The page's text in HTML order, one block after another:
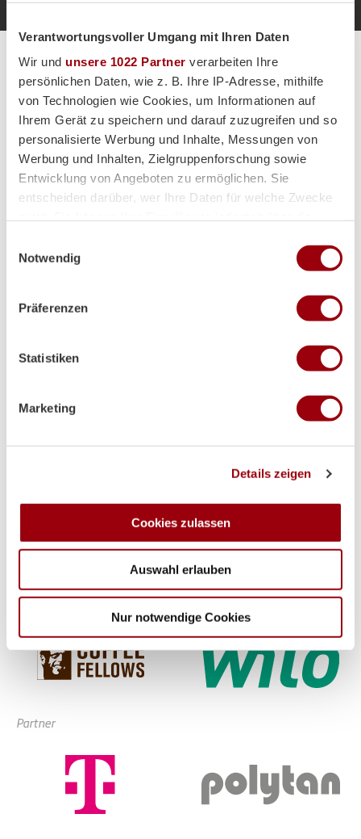
Verantwortungsvoller Umgang mit Ihren Daten
Wir und unsere 1022 Partner verarbeiten Ihre
persönlichen Daten, wie z. B. Ihre IP-Adresse, mithilfe
von Technologien wie Cookies, um Informationen auf
Ihrem Gerät zu speichern und darauf zuzugreifen und so
personalisierte Werbung und Inhalte, Messungen von
Werbung und Inhalten, Zielgruppenforschung sowie
Entwicklung von Angeboten zu ermöglichen. Sie
entscheiden darüber, wer Ihre Daten für welche Zwecke
Trigger Symbol ändern oder widerrufen
Informationen über Ihre geografische Lage erfassen,
Ihr Gerät durch aktives Scannen nach bestimmten
Merkmalen (Fingerprinting) identifizieren
verarbeitet werden, und legen Sie Ihre Präferenzen im
Abschnitt Einzelheiten
personalisieren, Funktionen für soziale Medien anbieten
soziale Medien, Werbung und Analysen weiter. Unsere
Partner führen diese Informationen möglicherweise mit
weiteren Daten zusammen, die Sie ihnen bereitgestellt
haben oder die sie im Rahmen Ihrer Nutzung der Dienste
Notwendig
Präferenzen
Statistiken
Marketing
Details zeigen
Cookies zulassen
Auswahl erlauben
Nur notwendige Cookies
Alle Spiele unserer Danas und Honamas live und kostenfrei
Hauptpartner
Partner